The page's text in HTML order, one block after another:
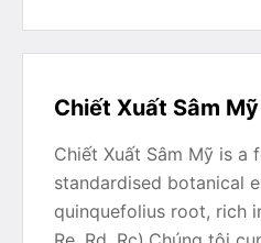
Chiết Xuất Sâm Mỹ
Chiết Xuất Sâm Mỹ is a
standardised botanical
quinquefolius root, rich